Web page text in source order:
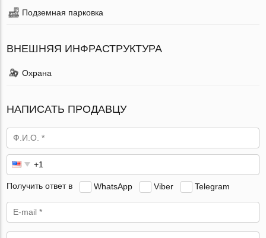
Подземная парковка
ВНЕШНЯЯ ИНФРАСТРУКТУРА
Охрана
НАПИСАТЬ ПРОДАВЦУ
Получить ответ в WhatsApp Viber Telegram